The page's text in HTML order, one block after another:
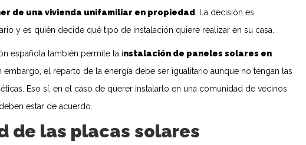
de una vivienda unifamiliar en propiedad . La decisión es
y es quién decide qué tipo de instalación quiere realizar en su casa.
española también permite la instalación de paneles solares en
embargo, el reparto de la energía debe ser igualitario aunque no tengan las
Eso sí, en el caso de querer instalarlo en una comunidad de vecinos
estar de acuerdo.
de las placas solares